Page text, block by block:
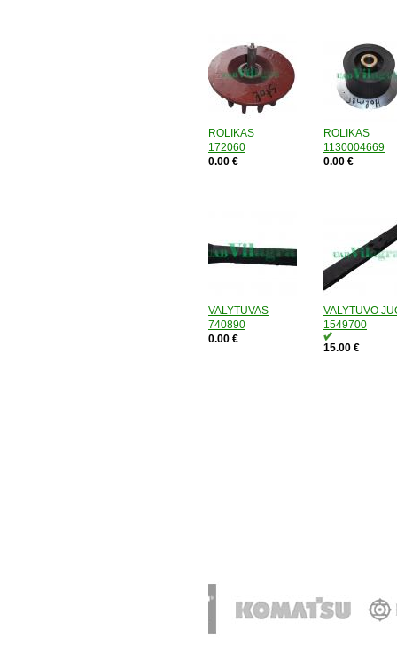
ROLIKAS
172060
0.00 €
ROLIKAS
1130004669
0.00 €
VALYTUVAS
740890
0.00 €
VALYTUVO
1549700
15.00 €